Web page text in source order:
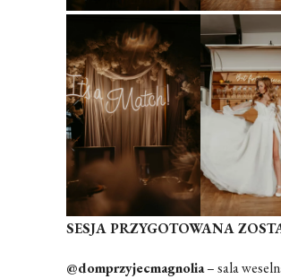
SESJA PRZYGOTOWANA
@domprzyjecmagnolia– sala